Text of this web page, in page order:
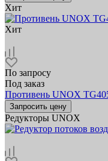
Хит
Хит
По запросу
Под заказ
Противень UNOX
Запросить цену
Редукторы UNOX